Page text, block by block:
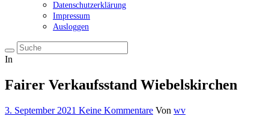
Datenschutzerklärung
Impressum
Ausloggen
In
Fairer Verkaufsstand Wiebelskirchen
3. September 2021 Keine Kommentare Von wv